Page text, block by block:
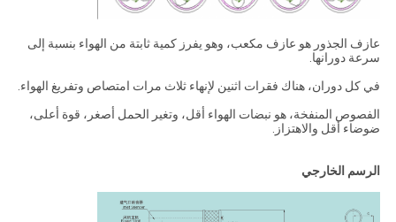
عازف الجذور هو عازف مكعب، وهو يفرز كمية ثابتة من الهواء بنسبة إلى
سرعة دورانها.
في كل دوران، هناك فقرات اثنين لإنهاء ثلاث مرات امتصاص وتفريغ الهواء.
الفصوص المنفخة، هو نبضات الهواء أقل، وتغير الحمل أصغر، قوة أعلى،
ضوضاء أقل والاهتزاز.
الرسم الخارجي